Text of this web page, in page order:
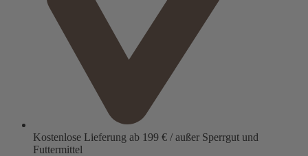
Kostenlose Lieferung ab 199 € / außer Sperrgut und
Futtermittel